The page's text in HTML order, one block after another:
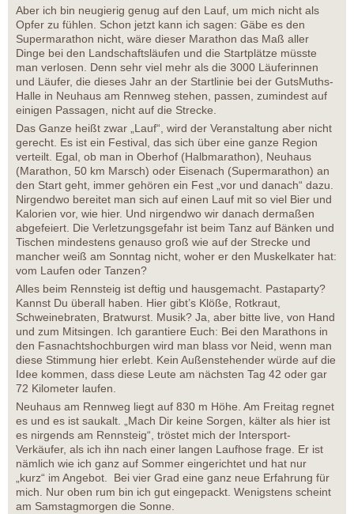
Aber ich bin neugierig genug auf den Lauf, um mich nicht als
Opfer zu fühlen. Schon jetzt kann ich sagen: Gäbe es den
Supermarathon nicht, wäre dieser Marathon das Maß aller
Dinge bei den Landschaftsläufen und die Startplätze müsste
man verlosen. Denn sehr viel mehr als die 3000 Läuferinnen
und Läufer, die dieses Jahr an der Startlinie bei der GutsMuths-
Halle in Neuhaus am Rennweg stehen, passen, zumindest auf
einigen Passagen, nicht auf die Strecke.
Das Ganze heißt zwar „Lauf“, wird der Veranstaltung aber nicht
gerecht. Es ist ein Festival, das sich über eine ganze Region
verteilt. Egal, ob man in Oberhof (Halbmarathon), Neuhaus
(Marathon, 50 km Marsch) oder Eisenach (Supermarathon) an
den Start geht, immer gehören ein Fest „vor und danach“ dazu.
Nirgendwo bereitet man sich auf einen Lauf mit so viel Bier und
Kalorien vor, wie hier. Und nirgendwo wir danach dermaßen
abgefeiert. Die Verletzungsgefahr ist beim Tanz auf Bänken und
Tischen mindestens genauso groß wie auf der Strecke und
mancher weiß am Sonntag nicht, woher er den Muskelkater hat:
vom Laufen oder Tanzen?
Alles beim Rennsteig ist deftig und hausgemacht. Pastaparty?
Kannst Du überall haben. Hier gibt’s Klöße, Rotkraut,
Schweinebraten, Bratwurst. Musik? Ja, aber bitte live, von Hand
und zum Mitsingen. Ich garantiere Euch: Bei den Marathons in
den Fasnachtshochburgen wird man blass vor Neid, wenn man
diese Stimmung hier erlebt. Kein Außenstehender würde auf die
Idee kommen, dass diese Leute am nächsten Tag 42 oder gar
72 Kilometer laufen.
Neuhaus am Rennweg liegt auf 830 m Höhe. Am Freitag regnet
es und es ist saukalt. „Mach Dir keine Sorgen, kälter als hier ist
es nirgends am Rennsteig“, tröstet mich der Intersport-
Verkäufer, als ich ihn nach einer langen Laufhose frage. Er ist
nämlich wie ich ganz auf Sommer eingerichtet und hat nur
„kurz“ im Angebot. Bei vier Grad eine ganz neue Erfahrung für
mich. Nur oben rum bin ich gut eingepackt. Wenigstens scheint
am Samstagmorgen die Sonne.